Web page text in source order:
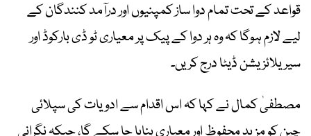
قواعد کے تحت تمام دوا ساز کمپنیوں اور درآمد کنندگان کے
لیے لازم ہوگا کہ وہ ہر دوا کے پیک پر معیاری ٹو ڈی بارکوڈ اور
سیریلائزیشن ڈیٹا درج کریں۔
مصطفیٰ کمال نے کہا کہ اس اقدام سے ادویات کی سپلائی